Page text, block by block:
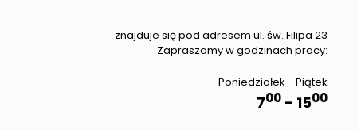
znajduje się pod adresem ul. św. Filipa 23
Zapraszamy w godzinach pracy:
Poniedziałek - Piątek
700 - 1500